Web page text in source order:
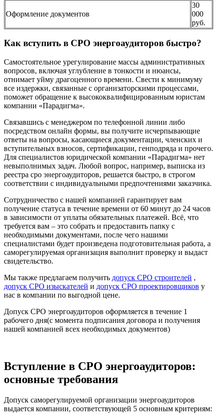
Оформление документов
30
000
руб.
Как вступить в СРО энергоаудиторов быстро?
Самостоятельное урегулирование массы административных
вопросов, включая углубление в тонкости и нюансы,
отнимает уйму драгоценного времени. Свести к минимуму
все издержки, связанные с организаторскими процессами,
поможет обращение к высококвалифицированным юристам
компании «Парадигма».
Связавшись с менеджером по телефонной линии либо
посредством онлайн формы, вы получите исчерпывающие
ответы на вопросы, касающиеся документации, членских и
вступительных взносов, сертификации, генподряда и прочего.
Для специалистов юридической компании «Парадигма» нет
невыполнимых задач. Любой вопрос, например, выписка из
реестра сро энергоаудиторов, решается быстро, в строгом
соответствии с индивидуальными предпочтениями заказчика.
Сотрудничество с нашей компанией гарантирует вам
получение статуса в течение времени от 60 минут до 24 часов
в зависимости от уплаты обязательных платежей. Всё, что
требуется вам – это собрать и предоставить папку с
необходимыми документами, после чего нашими
специалистами будет произведена подготовительная работа, а
саморегулируемая организация выполнит проверку и выдаст
свидетельство.
Мы также предлагаем получить допуск СРО строителей ,
допуск СРО изыскателей и допуск СРО проектировщиков у
нас в компании по выгодной цене.
Допуск СРО энергоаудиторов оформляется в течение 1
рабочего дня(с момента подписания договора и получения
нашей компанией всех необходимых документов)
Вступление в СРО энергоаудиторов:
основные требования
Допуск саморегулируемой организации энергоаудиторов
выдается компании, соответствующей 5 основным критериям: